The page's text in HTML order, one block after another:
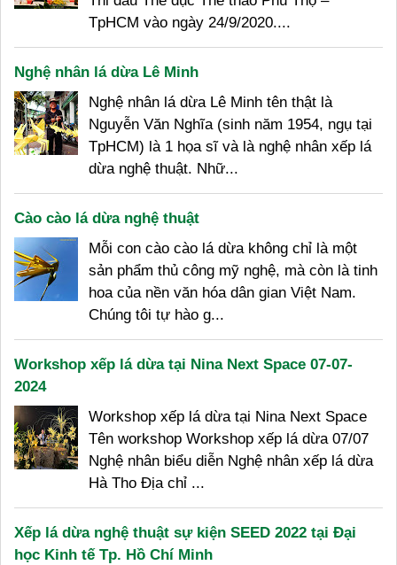
TpHCM vào ngày 24/9/2020....
Nghệ nhân lá dừa Lê Minh
Nghệ nhân lá dừa Lê Minh tên thật là
Nguyễn Văn Nghĩa (sinh năm 1954, ngụ tại
TpHCM) là 1 họa sĩ và là nghệ nhân xếp lá
dừa nghệ thuật. Nhữ...
Cào cào lá dừa nghệ thuật
Mỗi con cào cào lá dừa không chỉ là một
sản phẩm thủ công mỹ nghệ, mà còn là tinh
hoa của nền văn hóa dân gian Việt Nam.
Chúng tôi tự hào g...
Workshop xếp lá dừa tại Nina Next Space 07-07-
2024
Workshop xếp lá dừa tại Nina Next Space
Tên workshop Workshop xếp lá dừa 07/07
Nghệ nhân biểu diễn Nghệ nhân xếp lá dừa
Hà Tho Địa chỉ ...
Xếp lá dừa nghệ thuật sự kiện SEED 2022 tại Đại
học Kinh tế Tp. Hồ Chí Minh